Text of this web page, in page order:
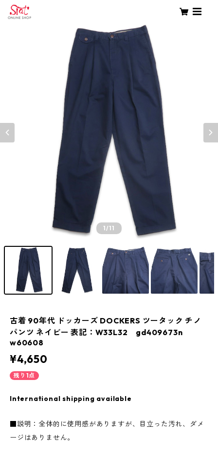
1/11
古着 90年代 ドッカーズ DOCKERS ツータック チノ
パンツ ネイビー 表記：W33L32 gd409673n
w60608
¥4,650
残り1点
International shipping available
■説明：全体的に使用感がありますが、目立った汚れ、ダメ
ージはありません。